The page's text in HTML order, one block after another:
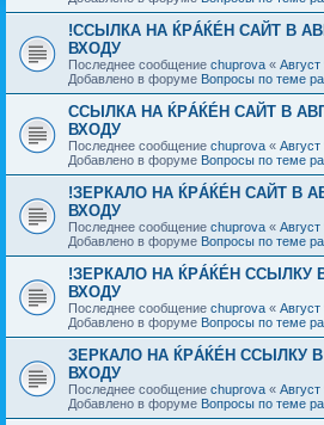
!ССЫЛКА НА ЌРÁЌÉH САЙТ В
ВХОДУ
Последнее сообщение chuprova «
Добавлено в форуме Вопросы по теме
ССЫЛКА НА ЌРÁЌÉH САЙТ В
ВХОДУ
Последнее сообщение chuprova «
Добавлено в форуме Вопросы по теме
!ЗЕРКАЛО НА ЌРÁЌÉH САЙТ В
ВХОДУ
Последнее сообщение chuprova «
Добавлено в форуме Вопросы по теме
!ЗЕРКАЛО НА ЌРÁЌÉH ССЫЛКУ
ВХОДУ
Последнее сообщение chuprova «
Добавлено в форуме Вопросы по теме
ЗЕРКАЛО НА ЌРÁЌÉH ССЫЛКУ В
ВХОДУ
Последнее сообщение chuprova «
Добавлено в форуме Вопросы по теме